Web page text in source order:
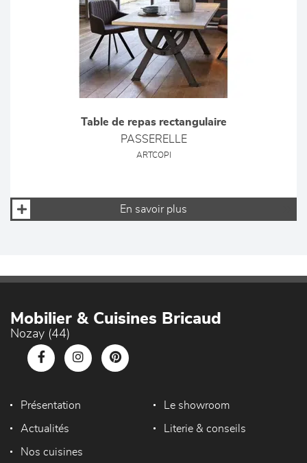
Table de repas rectangulaire
PASSERELLE
ARTCOPI
En savoir plus
Mobilier & Cuisines Bricaud
Nozay (44)
Présentation Le showroom
Actualités Literie & conseils
Nos cuisines